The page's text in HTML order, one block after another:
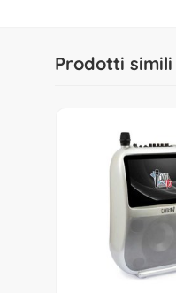
Prodotti simili